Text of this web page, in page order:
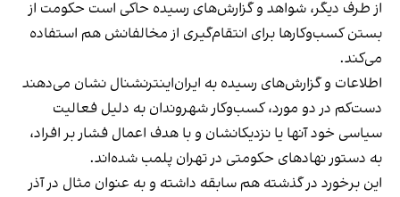
از طرف دیگر، شواهد و گزارش‌های رسیده حاکی است حکومت از
بستن کسب‌وکارها برای انتقام‌گیری از مخالفانش هم استفاده
می‌کند.
اطلاعات و گزارش‌های رسیده به ایران‌اینترنشنال نشان می‌دهند
دست‌کم در دو مورد، کسب‌وکار شهروندان به دلیل فعالیت
سیاسی خود آنها یا نزدیکانشان و با هدف اعمال فشار بر افراد،
به دستور نهادهای حکومتی در تهران پلمب شده‌اند.
این برخورد در گذشته هم سابقه داشته و به عنوان مثال در آذر